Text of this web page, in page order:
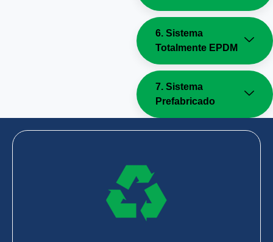
6. Sistema
Totalmente EPDM
7. Sistema
Prefabricado